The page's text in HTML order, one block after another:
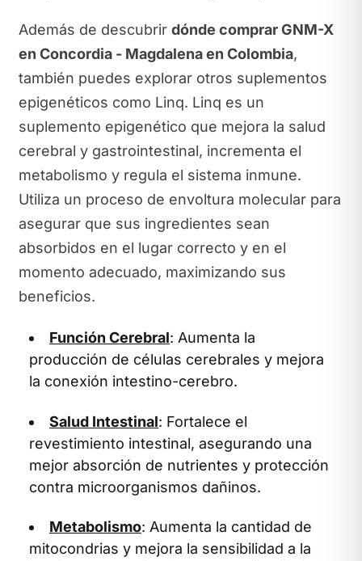
Además de descubrir dónde comprar GNM-X
en Concordia - Magdalena en Colombia,
también puedes explorar otros suplementos
epigenéticos como Linq. Linq es un
suplemento epigenético que mejora la salud
cerebral y gastrointestinal, incrementa el
metabolismo y regula el sistema inmune.
Utiliza un proceso de envoltura molecular para
asegurar que sus ingredientes sean
absorbidos en el lugar correcto y en el
momento adecuado, maximizando sus
beneficios.
Función Cerebral: Aumenta la
producción de células cerebrales y mejora
la conexión intestino-cerebro.
Salud Intestinal: Fortalece el
revestimiento intestinal, asegurando una
mejor absorción de nutrientes y protección
contra microorganismos dañinos.
Metabolismo: Aumenta la cantidad de
mitocondrias y mejora la sensibilidad a la